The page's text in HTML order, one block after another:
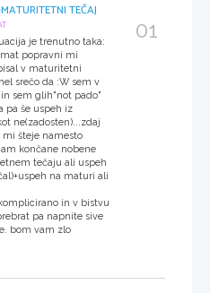
TEČAJ
je trenutno taka:
popravni mi
v maturitetni
srečo da :W sem v
sem glih"not pado"
pa še uspeh iz
ne(zadosten)...zdaj
mi šteje namesto
končane nobene
tečaju ali uspeh
na maturi ali
in v bistvu
pa napnite sive
bom vam zlo
01